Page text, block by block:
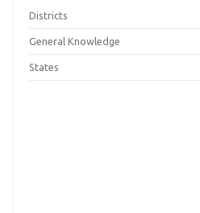
Districts
General Knowledge
States